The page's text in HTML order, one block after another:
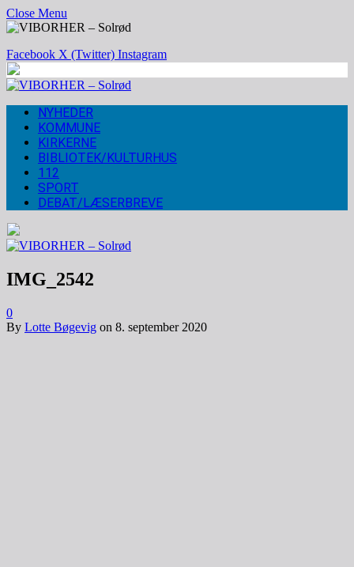
Close Menu
Facebook X (Twitter) Instagram
NYHEDER
KOMMUNE
KIRKERNE
BIBLIOTEK/KULTURHUS
112
SPORT
DEBAT/LÆSERBREVE
IMG_2542
0
By Lotte Bøgevig on 8. september 2020